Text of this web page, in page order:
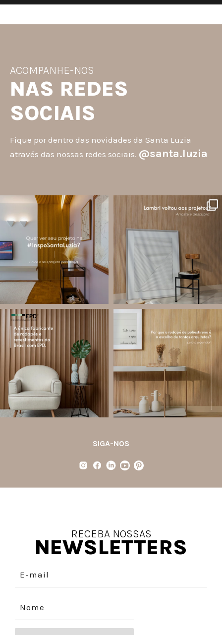
ACOMPANHE-NOS
NAS REDES
SOCIAIS
Fique por dentro das novidades da Santa Luzia
através das nossas redes sociais. @santa.luzia
santa.luzia
A #InspoSantaLuzia é um espaço
criado para divulgar projetos que
utilizam produtos Santa Luzia e
valorizar o trabalho de arquitetos,
designers de...
Jul 28
13 0
O lambri é um revestimento versátil
painéis decorativos e diversas
composições para valorizar o
Jul 27
87 8
Você sabe o que é EPD?
A Declaração Ambiental de Produto
(Environmental Product Declaration) é
um documento internacional que
Jul 21
35 1
Os rodapés de poliestireno
conquistaram espaço na arquitetura
porque unem estética, praticidade e
desempenho em um único produto.
Diferente
SIGA-NOS
RECEBA NOSSAS
NEWSLETTERS